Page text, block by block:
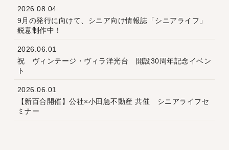
2026.08.04
9月の発行に向けて、シニア向け情報誌「シニアライフ」
鋭意制作中！
2026.06.01
祝 ヴィンテージ・ヴィラ洋光台 開設30周年記念イベン
ト
2026.06.01
【新百合開催】公社×小田急不動産 共催 シニアライフセ
ミナー